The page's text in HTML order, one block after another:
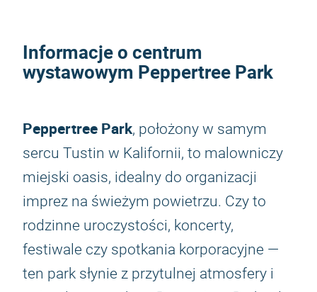
Informacje o centrum
wystawowym Peppertree Park
Peppertree Park, położony w samym
sercu Tustin w Kalifornii, to malowniczy
miejski oasis, idealny do organizacji
imprez na świeżym powietrzu. Czy to
rodzinne uroczystości, koncerty,
festiwale czy spotkania korporacyjne —
ten park słynie z przytulnej atmosfery i